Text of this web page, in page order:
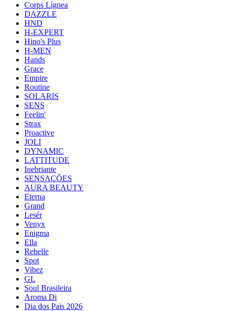
Corps Lígnea
DAZZLE
HND
H-EXPERT
Hino's Plus
H-MEN
Hands
Grace
Empire
Routine
SOLARIS
SENS
Feelin'
Strax
Proactive
JOLI
DYNAMIC
LATTITUDE
Inebriante
SENSAÇÕES
AURA BEAUTY
Eterna
Grand
Lesér
Venyx
Enigma
Ella
Rebelle
Spot
Vibez
GL
Soul Brasileira
Aroma Di
Dia dos Pais 2026